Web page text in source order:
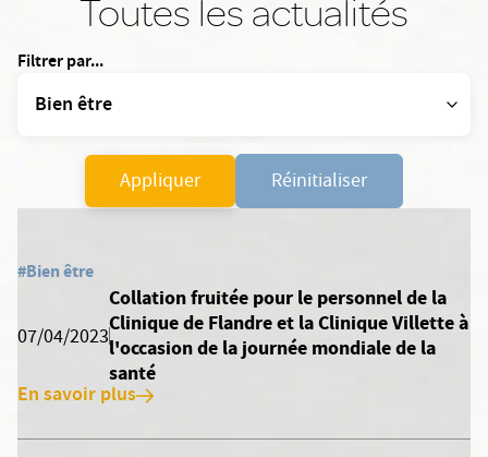
Toutes les actualités
Filtrer par...
Appliquer Réinitialiser
#Bien être
07/04/2023
Collation fruitée pour le personnel de la
Clinique de Flandre et la Clinique Villette à
l'occasion de la journée mondiale de la
santé
En savoir plus